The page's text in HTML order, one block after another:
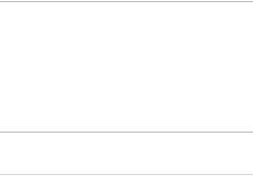
Jour 24